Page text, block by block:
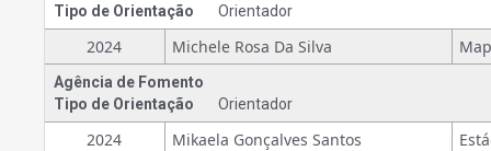
Tipo de Orientação
Orientador
2024 Michele Rosa Da Silva
Agência de Fomento
Tipo de Orientação
Orientador
2024 Mikaela Gonçalves Santos